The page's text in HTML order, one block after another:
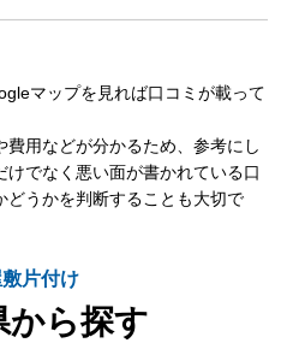
マップを見れば口コミが載って
用などが分かるため、参考にし
でなく悪い面が書かれている口
どうかを判断することも大切で
片付け
から探す